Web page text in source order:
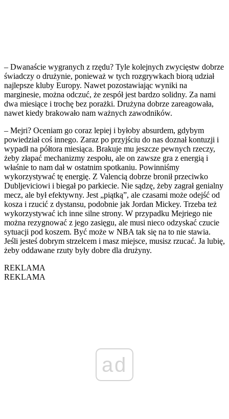
– Dwanaście wygranych z rzędu? Tyle kolejnych zwycięstw dobrze
świadczy o drużynie, ponieważ w tych rozgrywkach biorą udział
najlepsze kluby Europy. Nawet pozostawiając wyniki na
marginesie, można odczuć, że zespół jest bardzo solidny. Za nami
dwa miesiące i trochę bez porażki. Drużyna dobrze zareagowała,
nawet kiedy brakowało nam ważnych zawodników.
– Mejri? Oceniam go coraz lepiej i byłoby absurdem, gdybym
powiedział coś innego. Zaraz po przyjściu do nas doznał kontuzji i
wypadł na półtora miesiąca. Brakuje mu jeszcze pewnych rzeczy,
żeby złapać mechanizmy zespołu, ale on zawsze gra z energią i
właśnie to nam dał w ostatnim spotkaniu. Powinniśmy
wykorzystywać tę energię. Z Valencią dobrze bronił przeciwko
Dubljeviciowi i biegał po parkiecie. Nie sądzę, żeby zagrał genialny
mecz, ale był efektywny. Jest „piątką”, ale czasami może odejść od
kosza i rzucić z dystansu, podobnie jak Jordan Mickey. Trzeba też
wykorzystywać ich inne silne strony. W przypadku Mejriego nie
można rezygnować z jego zasięgu, ale musi nieco odzyskać czucie
sytuacji pod koszem. Być może w NBA tak się na to nie stawia.
Jeśli jesteś dobrym strzelcem i masz miejsce, musisz rzucać. Ja lubię,
żeby oddawane rzuty były dobre dla drużyny.
REKLAMA
REKLAMA
ad